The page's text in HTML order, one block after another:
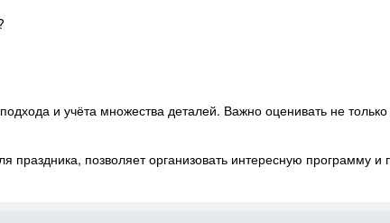
и учёта множества деталей. Важно оценивать не
позволяет организовать интересную программу